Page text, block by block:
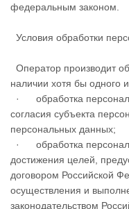
федеральным законом.
Условия обработки
Оператор производит
наличии хотя бы одного
· обработка
согласия субъекта
персональных данных;
· обработка
достижения целей,
договором Российской
осуществления и
законодательством